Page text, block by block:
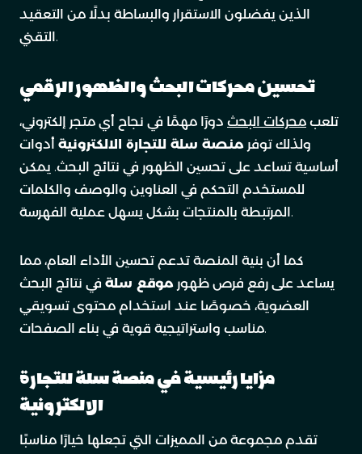
الذين يفضلون الاستقرار والبساطة بدلًا من التعقيد
التقني.
تحسين محركات البحث والظهور الرقمي
تلعب محركات البحث دورًا مهمًا في نجاح أي متجر إلكتروني،
ولذلك توفر منصة سلة للتجارة الالكترونية أدوات
أساسية تساعد على تحسين الظهور في نتائج البحث. يمكن
للمستخدم التحكم في العناوين والوصف والكلمات
المرتبطة بالمنتجات بشكل يسهل عملية الفهرسة.
كما أن بنية المنصة تدعم تحسين الأداء العام، مما
يساعد على رفع فرص ظهور موقع سلة في نتائج البحث
العضوية، خصوصًا عند استخدام محتوى تسويقي
مناسب واستراتيجية قوية في بناء الصفحات.
مزايا رئيسية في منصة سلة للتجارة
الالكترونية
تقدم مجموعة من المميزات التي تجعلها خيارًا مناسبًا